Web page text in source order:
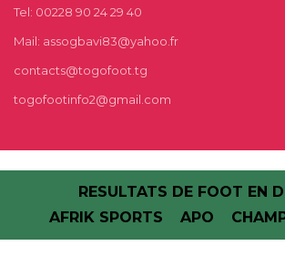
Tel: 00228 90 24 29 40
Mail: assogbavi83@yahoo.fr
contacts@togofoot.tg
togofootinfo2@gmail.com
RESULTATS DE FOOT EN
AFRIK SPORTS
APO